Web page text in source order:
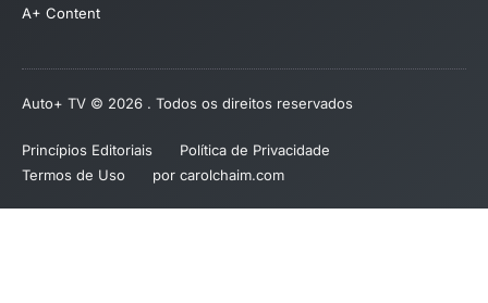
A+ Content
Auto+ TV © 2026 . Todos os direitos reservados
Princípios Editoriais
Política de Privacidade
Termos de Uso
por carolchaim.com